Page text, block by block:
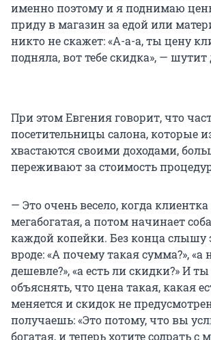
именно поэтому и я поднимаю
приду в магазин за едой или
никто не скажет: «А-а-а, ты цену
подняла, вот тебе скидка», —
При этом Евгения говорит, что
посетительницы салона, которые
хвастаются своими доходами,
переживают за стоимость
— Это очень весело, когда
мегабогатая, а потом начинает
каждой копейки. Без конца слышу
вроде: «А почему такая сумма?», «а
дешевле?», «а есть ли скидки?» И
объяснять, что цена такая, какая
меняется и скидок не
получаешь: «Это потому, что вы
богатая, и теперь хотите содрать с